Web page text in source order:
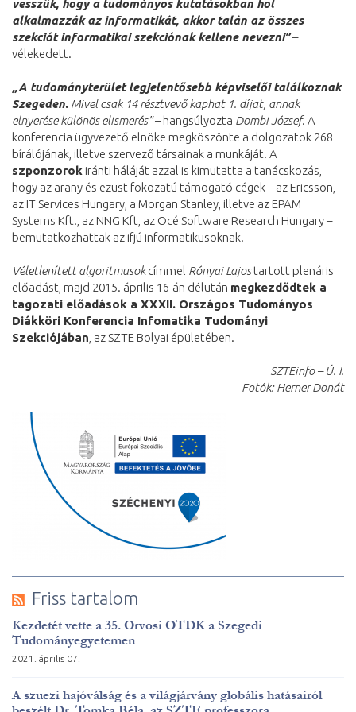
vesszük, hogy a tudományos kutatásokban hol
alkalmazzák az informatikát, akkor talán az összes
szekciót informatikai szekciónak kellene nevezni”–
vélekedett.
„A tudományterület legjelentősebb képviselői találkoznak
Szegeden. Mivel csak 14 résztvevő kaphat 1. díjat, annak
elnyerése különös elismerés”– hangsúlyozta Dombi József. A
konferencia ügyvezető elnöke megköszönte a dolgozatok 268
bírálójának, illetve szervező társainak a munkáját. A
szponzorok iránti háláját azzal is kimutatta a tanácskozás,
hogy az arany és ezüst fokozatú támogató cégek – az Ericsson,
az IT Services Hungary, a Morgan Stanley, illetve az EPAM
Systems Kft., az NNG Kft, az Océ Software Research Hungary –
bemutatkozhattak az ifjú informatikusoknak.
Véletlenített algoritmusokcímmel Rónyai Lajostartott plenáris
előadást, majd 2015. április 16-án délután megkezdődtek a
tagozati előadások a XXXII. Országos Tudományos
Diákköri Konferencia Infomatika Tudományi
Szekciójában , az SZTE Bolyai épületében.
SZTEinfo – Ú. I.
Fotók: Herner Donát
Friss tartalom
Kezdetét vette a 35. Orvosi OTDK a Szegedi
Tudományegyetemen
2021. április 07.
A szuezi hajóválság és a világjárvány globális hatásairól